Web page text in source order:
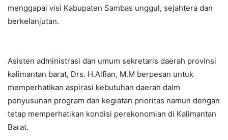
menggapai visi Kabupaten Sambas unggul, sejahtera dan
berkelanjutan.
Asisten administrasi dan umum sekretaris daerah provinsi
kalimantan barat, Drs. H.Alfian, M.M berpesan untuk
memperhatikan aspirasi kebutuhan daerah dalm
penyusunan program dan kegiatan prioritas namun dengan
tetap memperhatikan kondisi perekonomian di Kalimantan
Barat.